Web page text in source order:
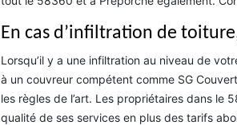
En cas d’infiltration de
Lorsqu’il y a une infiltration au niveau de
à un couvreur compétent comme SG
les règles de l’art. Les propriétaires dans le
qualité de ses services en plus des tarifs